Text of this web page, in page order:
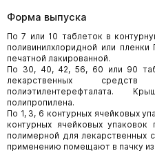
Форма выпуска
По 7 или 10 таблеток в
поливинилхлоридной или
печатной лакированной.
По 30, 40, 42, 56, 60 или 90
лекарственных
полиэтилентерефталата.
полипропилена.
По 1, 3, 6 контурных ячейковых
контурных ячейковых
полимерной для лекарственных
применению помещают в пачку из